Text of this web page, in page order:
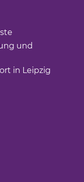
und
in Leipzig